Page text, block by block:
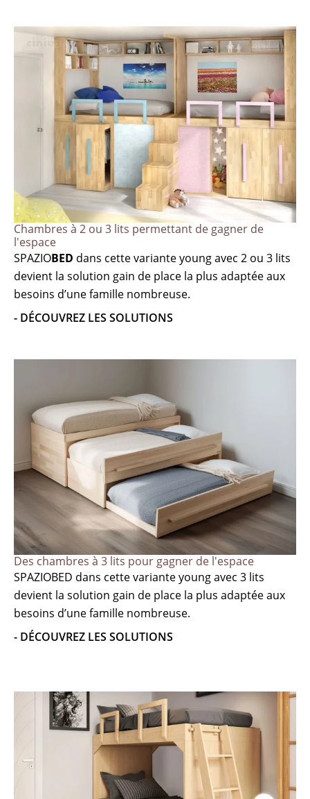
Chambres à 2 ou 3 lits permettant de gagner de
l'espace
SPAZIOBED dans cette variante young avec 2 ou 3 lits
devient la solution gain de place la plus adaptée aux
besoins d’une famille nombreuse.
- DÉCOUVREZ LES SOLUTIONS
Des chambres à 3 lits pour gagner de l'espace
SPAZIOBED dans cette variante young avec 3 lits
devient la solution gain de place la plus adaptée aux
besoins d’une famille nombreuse.
- DÉCOUVREZ LES SOLUTIONS